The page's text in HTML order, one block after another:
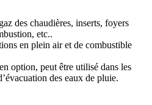
des chaudières, inserts, foyers
etc..
en plein air et de combustible
option, peut être utilisé dans les
des eaux de pluie.